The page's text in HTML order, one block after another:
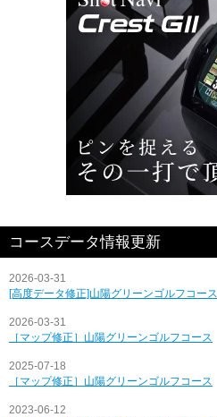
コースデータ情報更新
2026-03-31
[高度データ修正]山陽グリーンゴルフコース
2026-03-31
［マップ修正］山陽グリーンゴルフコース
2025-07-18
［マップ修正］山陽グリーンゴルフコース
2023-06-12